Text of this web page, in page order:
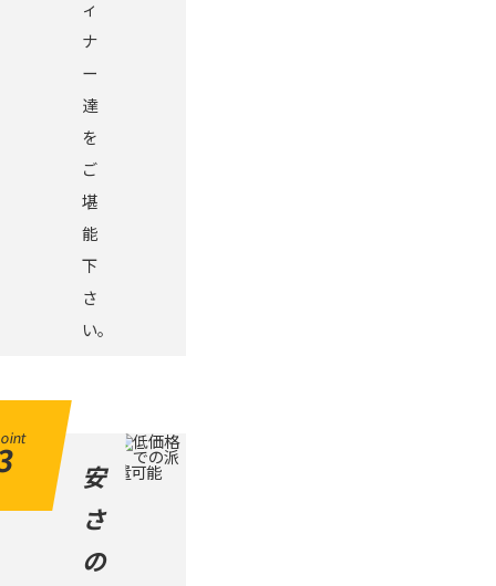
ィ
ナ
ー
達
を
ご
堪
能
下
さ
い。
安
さ
の